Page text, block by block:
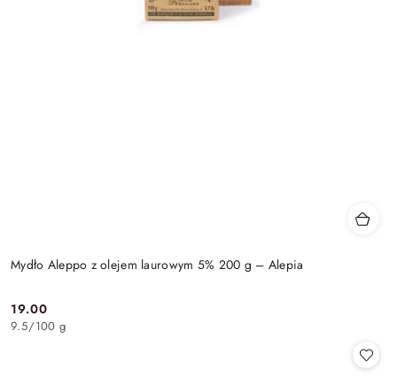
Mydło Aleppo z olejem laurowym 5% 200 g – Alepia
Cena:
19.00
9.5/100 g